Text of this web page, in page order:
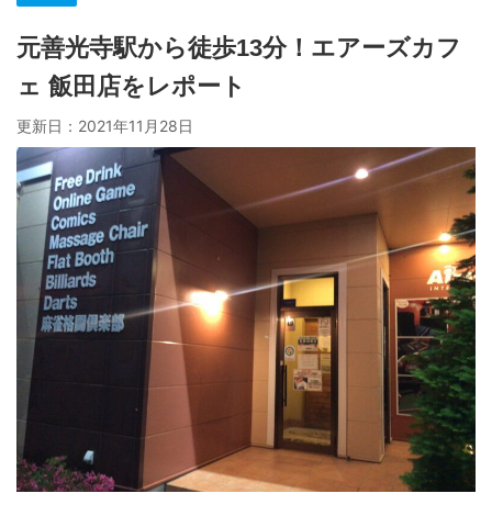
元善光寺駅から徒歩13分！エアーズカフ
ェ 飯田店をレポート
更新日： 2021年11月28日